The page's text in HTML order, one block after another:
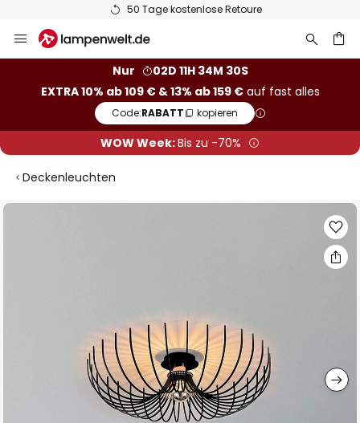
50 Tage kostenlose Retoure
Inhalt
Nur
02D 11H 34M 30S
EXTRA 10% ab 109 € & 13% ab 159 €auf fast alles
Code:RABATT kopieren
WOW Week:Bis zu -70%
Deckenleuchten
Zum